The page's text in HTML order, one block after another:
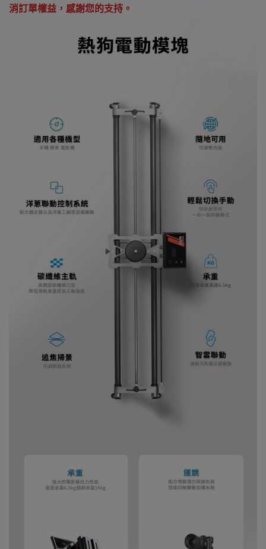
消訂單權益，感謝您的支持。